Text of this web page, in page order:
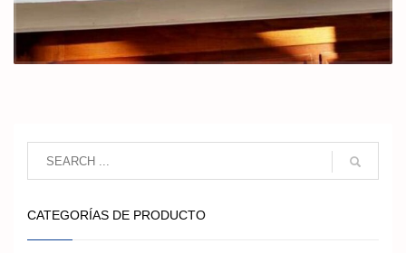
CATEGORÍAS DE PRODUCTO